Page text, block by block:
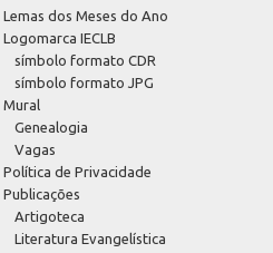
Lemas dos Meses do Ano
Logomarca IECLB
símbolo formato CDR
símbolo formato JPG
Mural
Genealogia
Vagas
Política de Privacidade
Publicações
Artigoteca
Literatura Evangelística